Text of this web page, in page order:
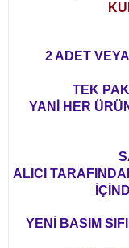
2 ADET
TEK
YANİ HER
ALICI
YENİ BASIM